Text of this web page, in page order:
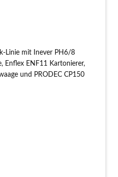
Linie mit Inever PH6/8
Enflex ENF11 Kartonierer,
und PRODEC CP150